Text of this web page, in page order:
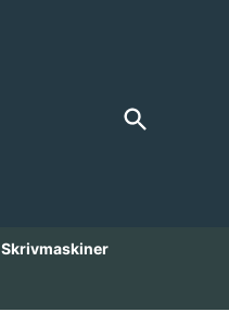
Open
Search
Skrivmaskiner